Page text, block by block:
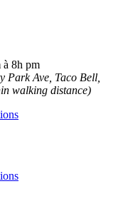
à 8h pm
Park Ave, Taco Bell,
walking distance)